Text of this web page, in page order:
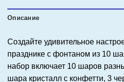
Описание
Создайте удивительное
празднике с фонтаном из 10
набор включает 10 шаров
шара кристалл с конфетти, 3